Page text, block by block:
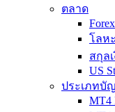
ตลาด
Forex
โลห
สกุล
US
ประเภทบั
MT4